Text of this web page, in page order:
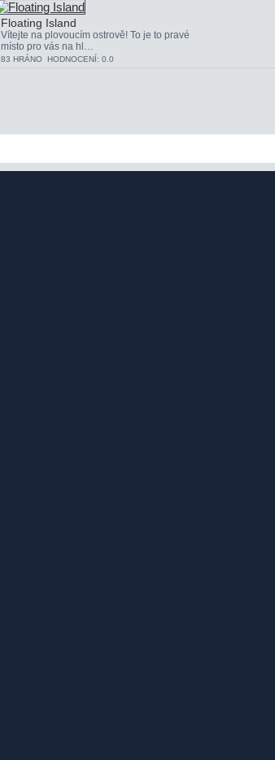
Floating Island
Vítejte na plovoucím ostrově! To je to pravé
místo pro vás na hl…
83 HRÁNO HODNOCENÍ: 0.0